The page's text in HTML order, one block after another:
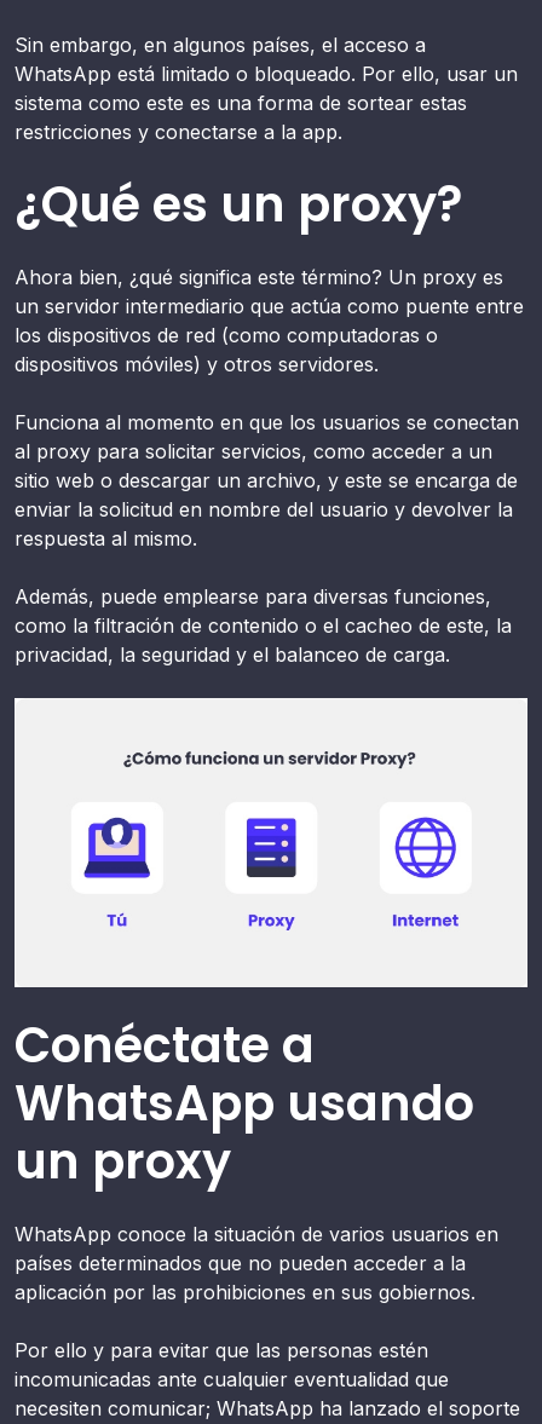
Sin embargo, en algunos países, el acceso a
WhatsApp está limitado o bloqueado. Por ello, usar un
sistema como este es una forma de sortear estas
restricciones y conectarse a la app.
¿Qué es un proxy?
Ahora bien, ¿qué significa este término? Un proxy es
un servidor intermediario que actúa como puente entre
los dispositivos de red (como computadoras o
dispositivos móviles) y otros servidores.
Funciona al momento en que los usuarios se conectan
al proxy para solicitar servicios, como acceder a un
sitio web o descargar un archivo, y este se encarga de
enviar la solicitud en nombre del usuario y devolver la
respuesta al mismo.
Además, puede emplearse para diversas funciones,
como la filtración de contenido o el cacheo de este, la
privacidad, la seguridad y el balanceo de carga.
Conéctate a
WhatsApp usando
un proxy
WhatsApp conoce la situación de varios usuarios en
países determinados que no pueden acceder a la
aplicación por las prohibiciones en sus gobiernos.
Por ello y para evitar que las personas estén
incomunicadas ante cualquier eventualidad que
necesiten comunicar; WhatsApp ha lanzado el soporte